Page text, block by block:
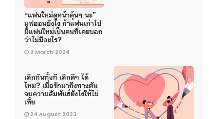
“แฟนใหม่ดูหน้าคุ้นๆ นะ”
มูฟออนยังไง ถ้าแฟนเก่าไป
มีแฟนใหม่เป็นคนที่เคยบอก
ว่าไม่มีอะไร?
2 March 2024
เลิกกันทั้งที เลิกดีๆ ได้
ไหม? เมื่อรักมาถึงทางตัน
จบความสัมพันธ์ยังไงให้ไม่
เหี้ย
24 August 2023